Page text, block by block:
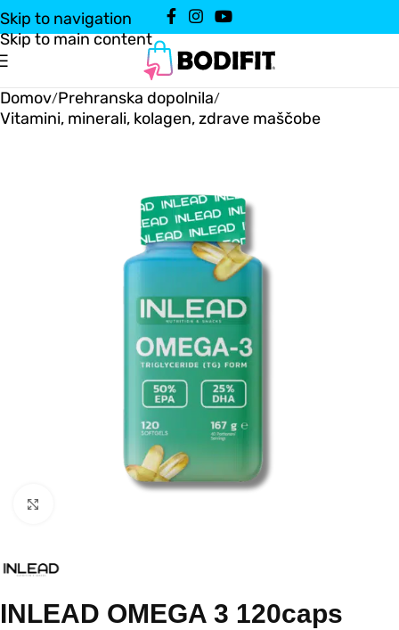
Skip to navigation
Skip to main content
Domov/Prehranska dopolnila/
Vitamini, minerali, kolagen, zdrave maščobe
INLEAD OMEGA 3 120caps